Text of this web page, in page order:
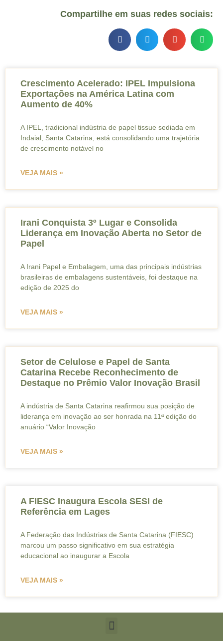
Compartilhe em suas redes sociais:
Crescimento Acelerado: IPEL Impulsiona
Exportações na América Latina com
Aumento de 40%
A IPEL, tradicional indústria de papel tissue sediada em
Indaial, Santa Catarina, está consolidando uma trajetória
de crescimento notável no
VEJA MAIS »
Irani Conquista 3º Lugar e Consolida
Liderança em Inovação Aberta no Setor de
Papel
A Irani Papel e Embalagem, uma das principais indústrias
brasileiras de embalagens sustentáveis, foi destaque na
edição de 2025 do
VEJA MAIS »
Setor de Celulose e Papel de Santa
Catarina Recebe Reconhecimento de
Destaque no Prêmio Valor Inovação Brasil
A indústria de Santa Catarina reafirmou sua posição de
liderança em inovação ao ser honrada na 11ª edição do
anuário “Valor Inovação
VEJA MAIS »
A FIESC Inaugura Escola SESI de
Referência em Lages
A Federação das Indústrias de Santa Catarina (FIESC)
marcou um passo significativo em sua estratégia
educacional ao inaugurar a Escola
VEJA MAIS »